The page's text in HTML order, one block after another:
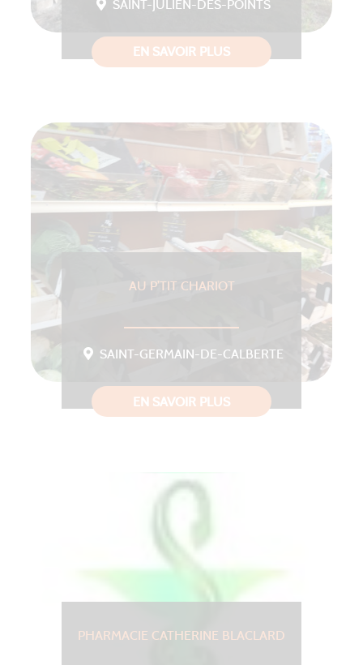
SAINT-JULIEN-DES-POINTS
EN SAVOIR PLUS
AU P’TIT CHARIOT
SAINT-GERMAIN-DE-CALBERTE
EN SAVOIR PLUS
PHARMACIE CATHERINE BLACLARD